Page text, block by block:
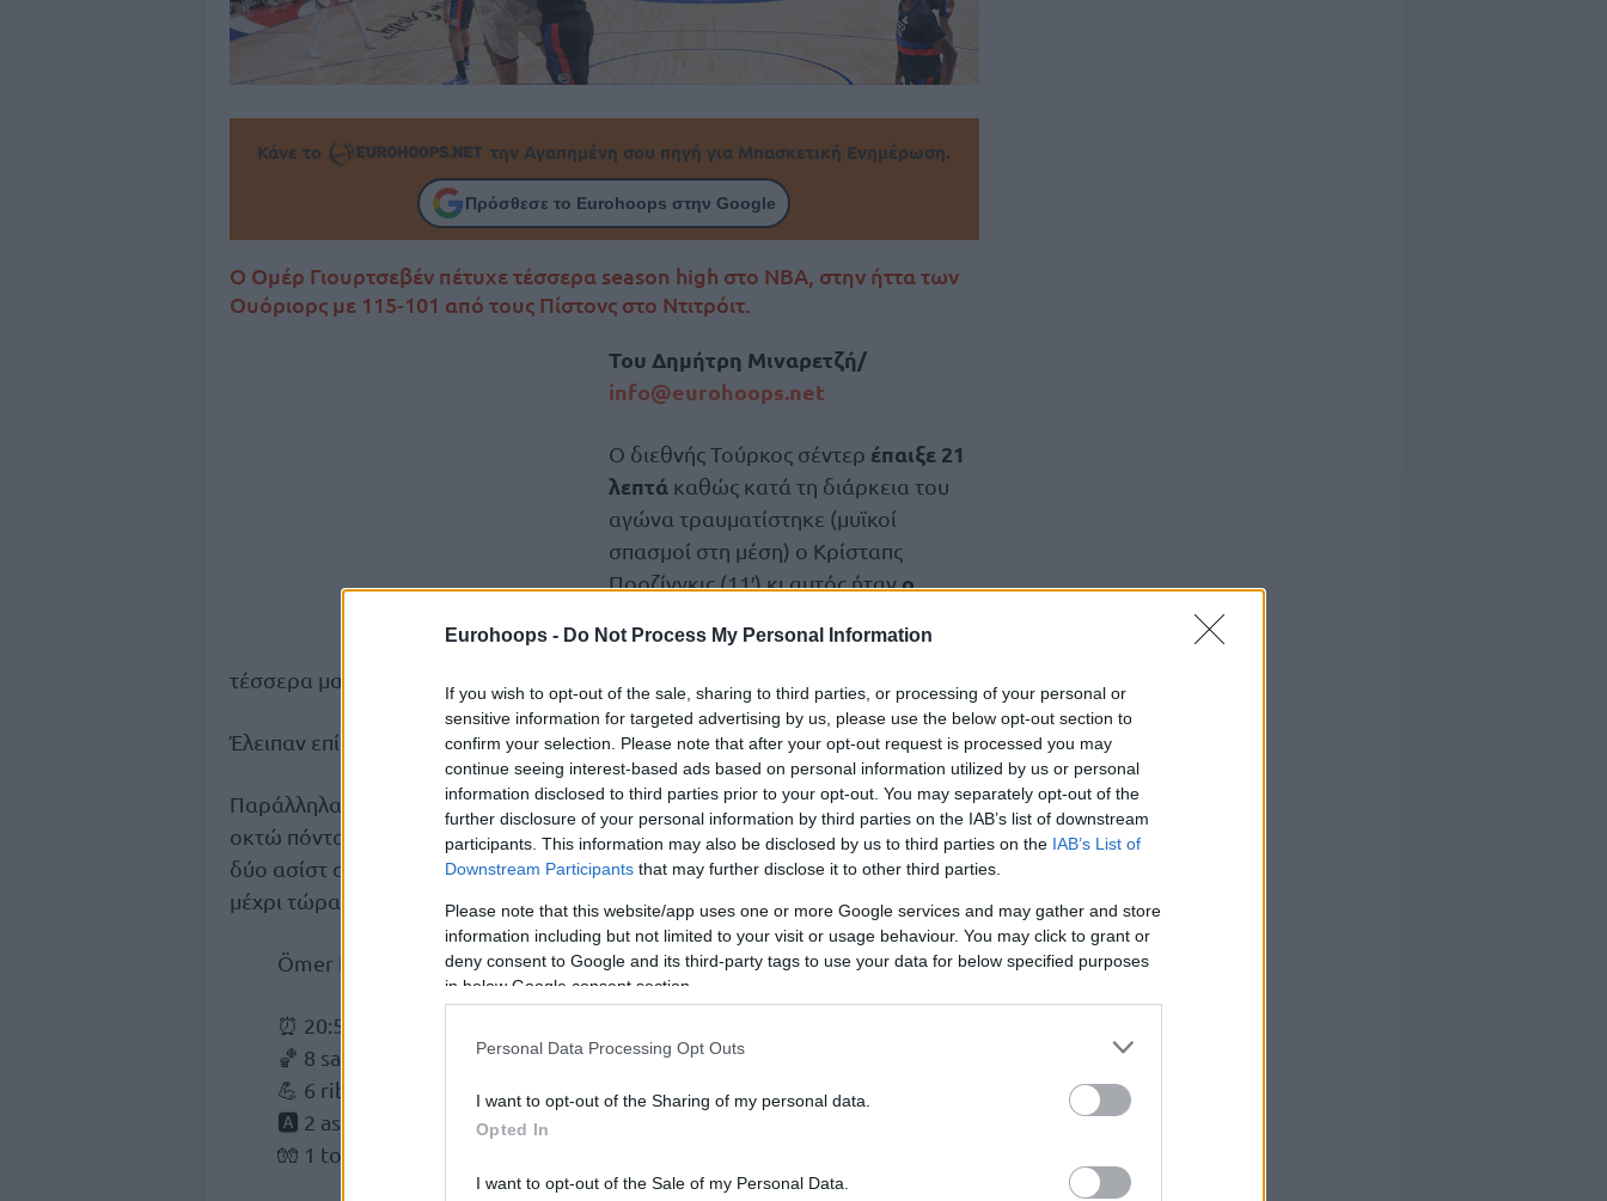
Eurohoops - Do Not Process My Personal Information
If you wish to opt-out of the sale, sharing to third parties, or processing of your personal or
sensitive information for targeted advertising by us, please use the below opt-out section to
confirm your selection. Please note that after your opt-out request is processed you may
continue seeing interest-based ads based on personal information utilized by us or personal
information disclosed to third parties prior to your opt-out. You may separately opt-out of the
further disclosure of your personal information by third parties on the IAB’s list of downstream
participants. This information may also be disclosed by us to third parties on the IAB’s List of
Downstream Participants that may further disclose it to other third parties.
Please note that this website/app uses one or more Google services and may gather and store
information including but not limited to your visit or usage behaviour. You may click to grant or
deny consent to Google and its third-party tags to use your data for below specified purposes
in below Google consent section.
Personal Data Processing Opt Outs
I want to opt-out of the Sharing of my personal data.
Opted In
I want to opt-out of the Sale of my Personal Data.
Κάνε το την Αγαπημένη σου πηγή για Μπασκετική Ενημέρωση.
Πρόσθεσε το Eurohoops στην Google
Ο Ομέρ Γιουρτσεβέν πέτυχε τέσσερα season high στο ΝΒΑ, στην ήττα των
Ουόριορς με 115-101 από τους Πίστονς στο Ντιτρόιτ.
Του Δημήτρη Μιναρετζή/
info@eurohoops.net
Ο διεθνής Τούρκος σέντερ έπαιξε 21
λεπτά καθώς κατά τη διάρκεια του
αγώνα τραυματίστηκε (μυϊκοί
σπασμοί στη μέση) ο Κρίσταπς
Πορζίνγκις (11′) κι αυτός ήτανο
αγωνίστηκε φέτος στο ΝΒΑ σε
τέσσερα ματς.
Έλειπαν επίσης οι τραυματίες ψηλοί, Κουίντεν Ποστ και Αλ Χόρφορντ.
Παράλληλα ο Γιουρτσεβέν, σημείωσε άλλατρία season high , πετυχαίνοντας
οκτώ πόντους με 3/7 σουτ και 2/6 βολές, ενώ πρόσθεσε έξι ριμπάουντ και
δύο ασίστ στην καλύτερη από τις τέσσερις εμφανίσεις του με τουςΟυόριορς
μέχρι τώρα.
Ömer Faruk Yurtseven’inDetroit Pistons’a karşı performansı
⏰ 20:58 dakika
🏀 8 sayı
💪 6 ribaund
🅰 2 asist
🧤 1 top çalma